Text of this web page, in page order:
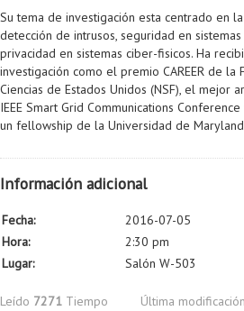
Su tema de investigación esta centrado en
detección de intrusos, seguridad en
privacidad en sistemas ciber-fisicos. Ha
investigación como el premio CAREER de la
Ciencias de Estados Unidos (NSF), el mejor
IEEE Smart Grid Communications
un fellowship de la Universidad de
Información adicional
Fecha:
2016-07-05
Hora:
2:30 pm
Lugar:
Salón W-503
Leído 7271 Tiempo Última